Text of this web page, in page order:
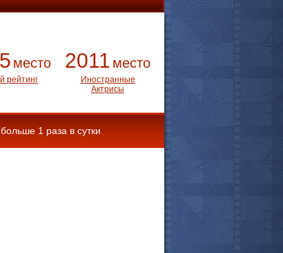
место
рейтинг
2011 место
Иностранные
Актрисы
1 раза в сутки